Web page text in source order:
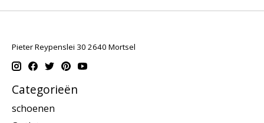
Pieter Reypenslei 30 2640 Mortsel
Categorieën
schoenen